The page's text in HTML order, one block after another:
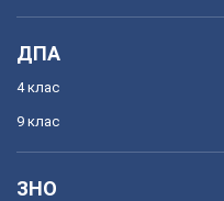
ДПА
4 клас
9 клас
ЗНО